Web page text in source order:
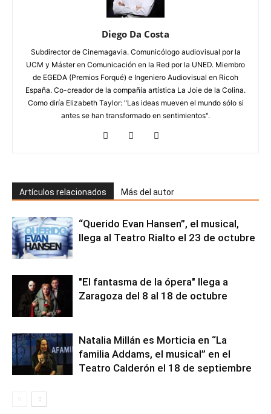
Diego Da Costa
Subdirector de Cinemagavia. Comunicólogo audiovisual por la
UCM y Máster en Comunicación en la Red por la UNED. Miembro
de EGEDA (Premios Forqué) e Ingeniero Audiovisual en Ricoh
España. Co-creador de la compañía artística La Joie de la Colina.
Como diría Elizabeth Taylor: "Las ideas mueven el mundo sólo si
antes se han transformado en sentimientos".
Artículos relacionados Más del autor
“Querido Evan Hansen”, el musical,
llega al Teatro Rialto el 23 de octubre
"El fantasma de la ópera" llega a
Zaragoza del 8 al 18 de octubre
Natalia Millán es Morticia en “La
familia Addams, el musical” en el
Teatro Calderón el 18 de septiembre